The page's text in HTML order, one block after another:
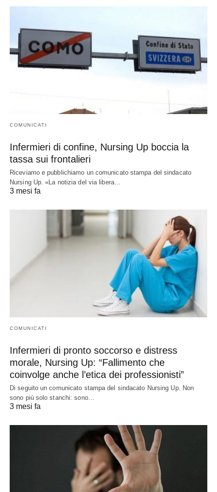
COMUNICATI
Infermieri di confine, Nursing Up boccia la
tassa sui frontalieri
Riceviamo e pubblichiamo un comunicato stampa del sindacato
Nursing Up. «La notizia del via libera…
3 mesi fa
COMUNICATI
Infermieri di pronto soccorso e distress
morale, Nursing Up: “Fallimento che
coinvolge anche l’etica dei professionisti”
Di seguito un comunicato stampa del sindacato Nursing Up. Non
sono più solo stanchi: sono…
3 mesi fa